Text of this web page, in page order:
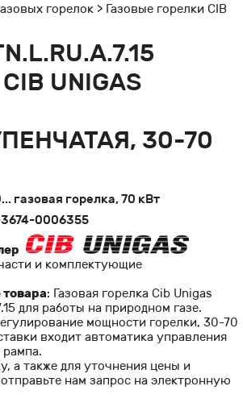
горелок > Газовые горелки CIB
UNIGAS
30-70
газовая горелка, 70 кВт
0006355
и комплектующие
: Газовая горелка Cib Unigas
для работы на природном газе.
мощности горелки, 30-70
входит автоматика управления
рампа.
а также для уточнения цены и
нам запрос на электронную